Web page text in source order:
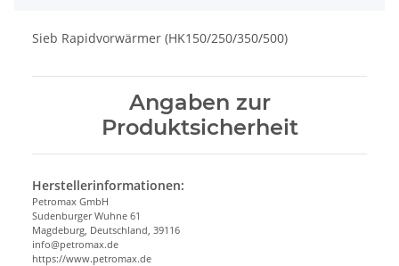
Sieb Rapidvorwärmer (HK150/250/350/500)
Angaben zur
Produktsicherheit
Herstellerinformationen:
Petromax GmbH
Sudenburger Wuhne 61
Magdeburg, Deutschland, 39116
info@petromax.de
https://www.petromax.de